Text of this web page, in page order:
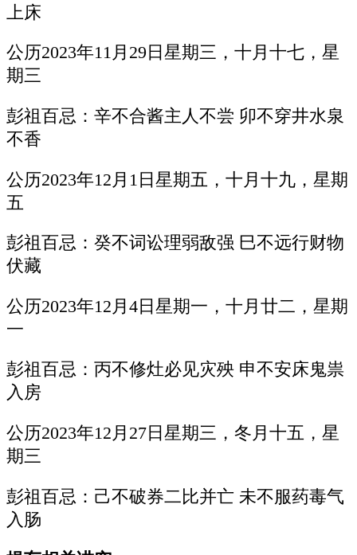
上床
公历2023年11月29日星期三，十月十七，星
期三
彭祖百忌：辛不合酱主人不尝 卯不穿井水泉
不香
公历2023年12月1日星期五，十月十九，星期
五
彭祖百忌：癸不词讼理弱敌强 巳不远行财物
伏藏
公历2023年12月4日星期一，十月廿二，星期
一
彭祖百忌：丙不修灶必见灾殃 申不安床鬼祟
入房
公历2023年12月27日星期三，冬月十五，星
期三
彭祖百忌：己不破券二比并亡 未不服药毒气
入肠